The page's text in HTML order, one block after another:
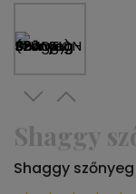
Shaggy
Shaggy szőnyeg